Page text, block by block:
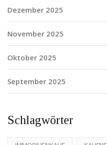
Dezember 2025
November 2025
Oktober 2025
September 2025
Schlagwörter